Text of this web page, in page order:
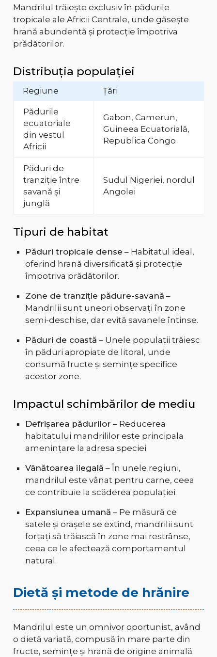
Mandrilul trăiește exclusiv în pădurile
tropicale ale Africii Centrale, unde găsește
hrană abundentă și protecție împotriva
prădătorilor.
Distribuția populației
Regiune Țări
Pădurile
ecuatoriale
din vestul
Africii
Gabon, Camerun,
Guineea Ecuatorială,
Republica Congo
Păduri de
tranziție între
savană și
junglă
Sudul Nigeriei, nordul
Angolei
Tipuri de habitat
Păduri tropicale dense – Habitatul ideal,
oferind hrană diversificată și protecție
împotriva prădătorilor.
Zone de tranziție pădure-savană –
Mandrilii sunt uneori observați în zone
semi-deschise, dar evită savanele întinse.
Păduri de coastă – Unele populații trăiesc
în păduri apropiate de litoral, unde
consumă fructe și semințe specifice
acestor zone.
Impactul schimbărilor de mediu
Defrișarea pădurilor – Reducerea
habitatului mandrililor este principala
amenințare la adresa speciei.
Vânătoarea ilegală – În unele regiuni,
mandrilul este vânat pentru carne, ceea
ce contribuie la scăderea populației.
Expansiunea umană – Pe măsură ce
satele și orașele se extind, mandrilii sunt
forțați să trăiască în zone mai restrânse,
ceea ce le afectează comportamentul
natural.
Dietă și metode de hrănire
Mandrilul este un omnivor oportunist, având
o dietă variată, compusă în mare parte din
fructe, semințe și hrană de origine animală.